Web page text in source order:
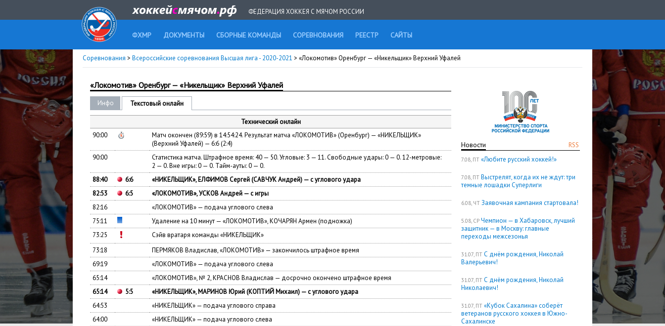
ФЕДЕРАЦИЯ ХОККЕЯ С МЯЧОМ РОССИИ
ФХМР ДОКУМЕНТЫ СБОРНЫЕ КОМАНДЫ СОРЕВНОВАНИЯ РЕЕСТР САЙТЫ
Соревнования > Всероссийские соревнования Высшая лига - 2020-2021 > «Локомотив» Оренбург — «Никельщик» Верхний Уфалей
RSS
Новости
7.08, ПТ «Любите русский хоккей!»
7.08, ПТ Выстрелят, когда их не ждут: три
темные лошадки Суперлиги
6.08, ЧТ Заявочная кампания стартовала!
5.08, СР Чемпион — в Хабаровск, лучший
защитник — в Москву: главные
переходы межсезонья
31.07, ПТ С днём рождения, Николай
Валерьевич!
31.07, ПТ С днём рождения, Николай
Николаевич!
31.07, ПТ «Кубок Сахалина» соберёт
ветеранов русского хоккея в Южно-
Сахалинске
«Локомотив» Оренбург — «Никельщик» Верхний Уфалей
Инфо Текстовый онлайн
Технический онлайн
90:00
Матч окончен (89:59) в 14:54:24. Результат матча «ЛОКОМОТИВ» (Оренбург) — «НИКЕЛЬЩИК»
(Верхний Уфалей) — 6:6 (2:4)
90:00
Статистика матча. Штрафное время: 40 — 50. Угловые: 3 — 11. Свободные удары: 0 — 0. 12-метровые:
2 — 0. Вне игры: 0 — 0. Тайм-ауты: 0 — 0.
88:40
6:6
«НИКЕЛЬЩИК», ЕЛФИМОВ Сергей (САВЧУК Андрей) — с углового удара
82:53
6:5
«ЛОКОМОТИВ», УСКОВ Андрей — с игры
82:16
«ЛОКОМОТИВ» — подача углового слева
75:11
Удаление на 10 минут — «ЛОКОМОТИВ», КОЧАРЯН Армен (подножка)
73:25
Сэйв вратаря команды «НИКЕЛЬЩИК»
73:18
ПЕРМЯКОВ Владислав, «ЛОКОМОТИВ» — закончилось штрафное время
69:19
«ЛОКОМОТИВ» — подача углового слева
65:14
«ЛОКОМОТИВ», № 2, КРАСНОВ Владислав — досрочно окончено штрафное время
65:14
5:5
«НИКЕЛЬЩИК», МАРИНОВ Юрий (КОПТИЙ Михаил) — с углового удара
64:53
«НИКЕЛЬЩИК» — подача углового справа
64:00
«НИКЕЛЬЩИК» — подача углового слева